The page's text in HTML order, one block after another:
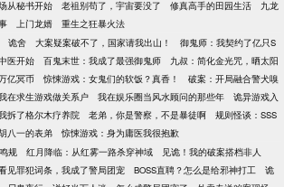
从秘书开始 老祖别苟了，宇宙要没了 修真高手的田园生活
九龙
上门龙婿 重生之狂暴火法
诡舍 大案疑案破不了，国家请我出山！
御鬼师：我契约了亿只S
医开始 百鬼末世：我成了最强御鬼师
九叔：简化金光咒，晒太阳
亿冥币 惊悚游戏：女鬼们的软饭？真香！
破案：开局融合警犬嗅
在求生游戏做关系户 我在娱乐圈当风水顾问的那些年
诡异游戏入
拆了格尔木疗养院 老弟，你是警察，不是暴徒啊
规则怪谈：SSS
八一的表弟 惊悚游戏：身为庸医我很抱歉
规 红月降临：从红雾一路杀穿神域
见诡！我的破案搭档非人
见罪犯词条，我成了警局团宠 BOSS直聘？怎么是给邪神打工
诡